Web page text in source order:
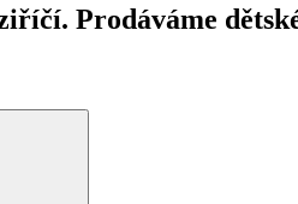
Prodáváme